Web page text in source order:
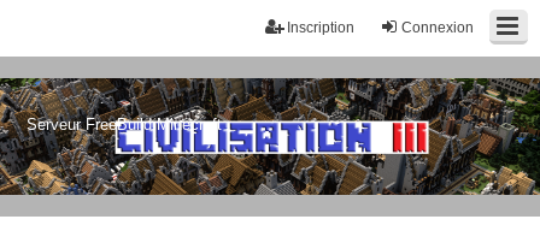
Connexion
Inscription
Serveur FreeBuild Minecraft